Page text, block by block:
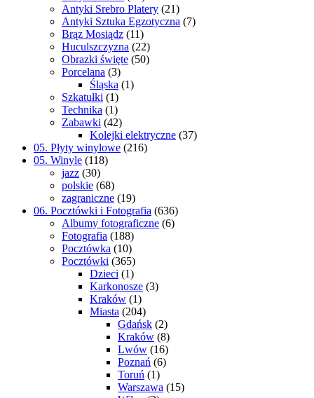
Antyki Srebro Platery (21)
Antyki Sztuka Egzotyczna (7)
Brąz Mosiądz (11)
Huculszczyzna (22)
Obrazki święte (50)
Porcelana (3)
Śląska (1)
Szkatułki (1)
Technika (1)
Zabawki (42)
Kolejki elektryczne (37)
05. Płyty winylowe (216)
05. Winyle (118)
jazz (30)
polskie (68)
zagraniczne (19)
06. Pocztówki i Fotografia (636)
Albumy fotograficzne (6)
Fotografia (188)
Pocztówka (10)
Pocztówki (365)
Dzieci (1)
Karkonosze (3)
Kraków (1)
Miasta (204)
Gdańsk (2)
Kraków (8)
Lwów (16)
Poznań (6)
Toruń (1)
Warszawa (15)